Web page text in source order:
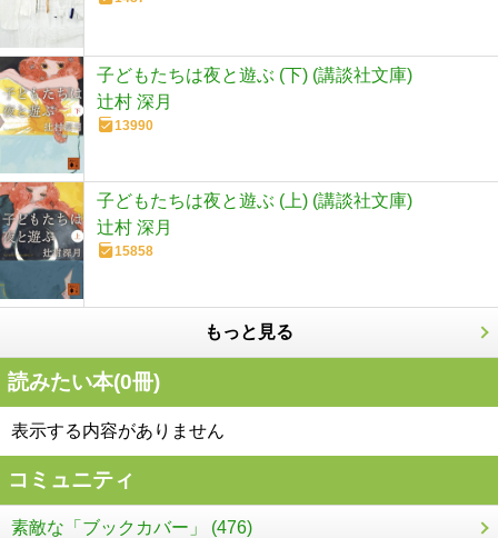
子どもたちは夜と遊ぶ (下) (講談社文庫)
辻村 深月
13990
子どもたちは夜と遊ぶ (上) (講談社文庫)
辻村 深月
15858
もっと見る
読みたい本(0冊)
表示する内容がありません
コミュニティ
素敵な「ブックカバー」 (476)